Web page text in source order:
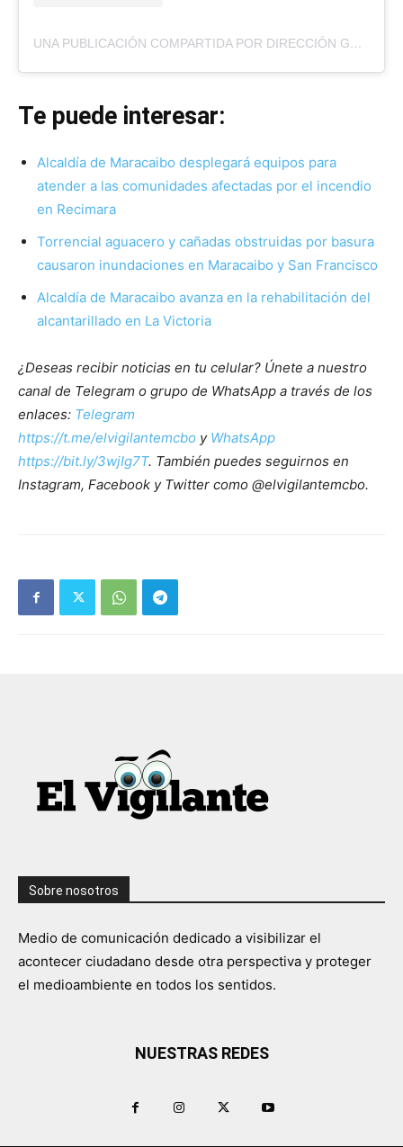
UNA PUBLICACIÓN COMPARTIDA POR DIRECCIÓN GENERAL DE SALUD DE MARACAIBO (@SALUDMARACAIBO_)
Te puede interesar:
Alcaldía de Maracaibo desplegará equipos para
atender a las comunidades afectadas por el incendio
en Recimara
Torrencial aguacero y cañadas obstruidas por basura
causaron inundaciones en Maracaibo y San Francisco
Alcaldía de Maracaibo avanza en la rehabilitación del
alcantarillado en La Victoria
¿Deseas recibir noticias en tu celular? Únete a nuestro
canal de Telegram o grupo de WhatsApp a través de los
enlaces: Telegram
https://t.me/elvigilantemcbo y WhatsApp
https://bit.ly/3wjIg7T. También puedes seguirnos en
Instagram, Facebook y Twitter como @elvigilantemcbo.
Sobre nosotros
Medio de comunicación dedicado a visibilizar el
acontecer ciudadano desde otra perspectiva y proteger
el medioambiente en todos los sentidos.
NUESTRAS REDES